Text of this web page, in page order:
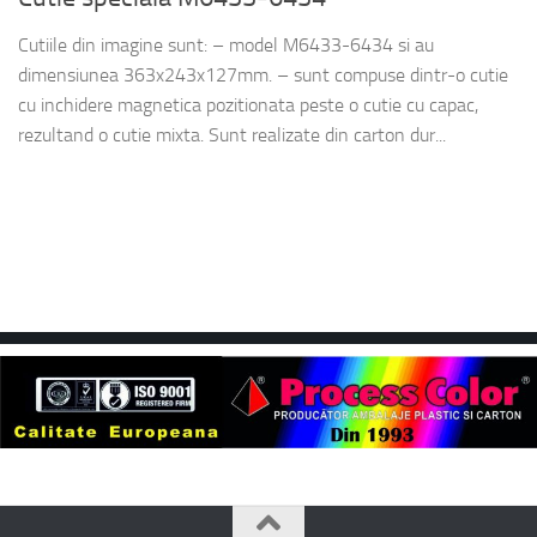
Cutiile din imagine sunt: – model M6433-6434 si au
dimensiunea 363x243x127mm. – sunt compuse dintr-o cutie
cu inchidere magnetica pozitionata peste o cutie cu capac,
rezultand o cutie mixta. Sunt realizate din carton dur...